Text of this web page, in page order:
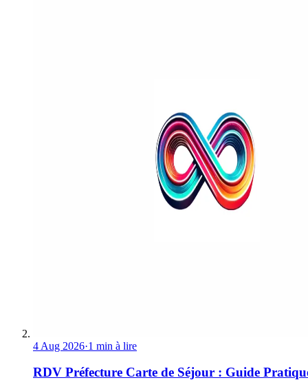
4 Aug 2026·1 min à lire
RDV Préfecture Carte de Séjour : Guide